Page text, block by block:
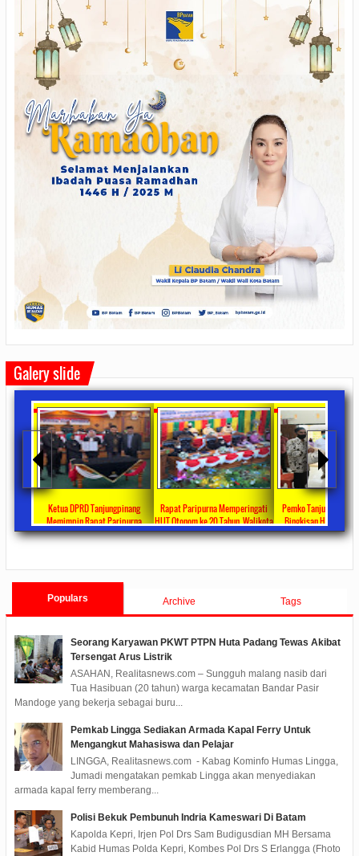
Galery slide
Ketua DPRD Tanjungpinang
Memimpin Rapat Paripurna
Pengesahan Ranperda Perubahan
Rapat Paripurna Memperingati
HUT Otonom ke 20 Tahun, Walikota
Rahma Paparkan Capaian
Pemko Tanjung
Bingkisan Hari Raya
Untuk Masyarakat
Populars Archive Tags
Seorang Karyawan PKWT PTPN Huta Padang Tewas Akibat
Tersengat Arus Listrik
ASAHAN, Realitasnews.com – Sungguh malang nasib dari
Tua Hasibuan (20 tahun) warga kecamatan Bandar Pasir
Mandoge yang bekerja sebagai buru...
Pemkab Lingga Sediakan Armada Kapal Ferry Untuk
Mengangkut Mahasiswa dan Pelajar
LINGGA, Realitasnews.com - Kabag Kominfo Humas Lingga,
Jumadi mengatakan pemkab Lingga akan menyediakan
armada kapal ferry memberang...
Polisi Bekuk Pembunuh Indria Kameswari Di Batam
Kapolda Kepri, Irjen Pol Drs Sam Budigusdian MH Bersama
Kabid Humas Polda Kepri, Kombes Pol Drs S Erlangga (Fhoto